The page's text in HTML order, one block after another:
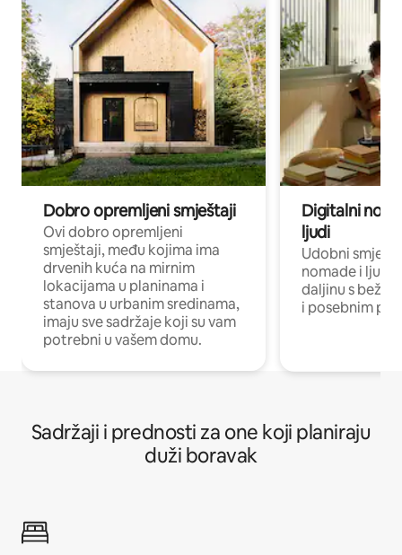
Dobro opremljeni smještaji
Ovi dobro opremljeni
smještaji, među kojima ima
drvenih kuća na mirnim
lokacijama u planinama i
stanova u urbanim sredinama,
imaju sve sadržaje koji su vam
potrebni u vašem domu.
Digitalni
ljudi
Udobni
nomade i ljude
daljinu s
i posebnim
Sadržaji i prednosti za one koji planiraju
duži boravak